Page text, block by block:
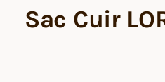
Sac Cuir